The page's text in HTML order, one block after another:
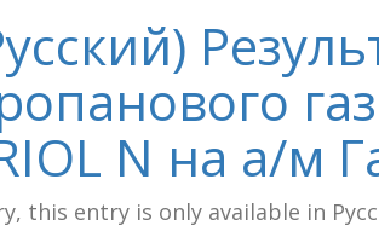
N на а/м
this entry is only available in